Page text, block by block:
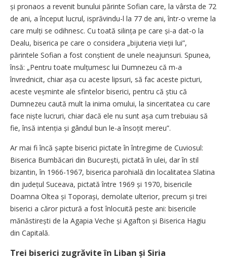
și pronaos a revenit bunului părinte Sofian care, la vârsta de 72
de ani, a început lucrul, isprăvindu-l la 77 de ani, într-o vreme la
care mulți se odihnesc. Cu toată silința pe care și-a dat-o la
Dealu, biserica pe care o considera „bijuteria vieții lui”,
părintele Sofian a fost conștient de unele neajunsuri. Spunea,
însă: „Pentru toate mulțumesc lui Dumnezeu că m-a
învrednicit, chiar așa cu aceste lipsuri, să fac aceste picturi,
aceste veșminte ale sfintelor biserici, pentru că știu că
Dumnezeu caută mult la inima omului, la sinceritatea cu care
face niște lucruri, chiar dacă ele nu sunt așa cum trebuiau să
fie, însă intenția și gândul bun le-a însoțit mereu”.
Ar mai fi încă șapte biserici pictate în întregime de Cuviosul:
Biserica Bumbăcari din București, pictată în ulei, dar în stil
bizantin, în 1966-1967, biserica parohială din localitatea Slatina
din județul Suceava, pictată între 1969 și 1970, bisericile
Doamna Oltea și Toporași, demolate ulterior, precum și trei
biserici a căror pictură a fost înlocuită peste ani: bisericile
mănăstirești de la Agapia Veche și Agafton și Biserica Hagiu
din Capitală.
Trei biserici zugrăvite în Liban și Siria